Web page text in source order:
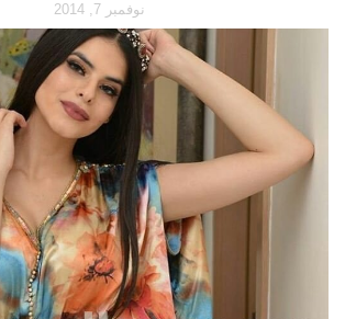
نوفمبر 7, 2014